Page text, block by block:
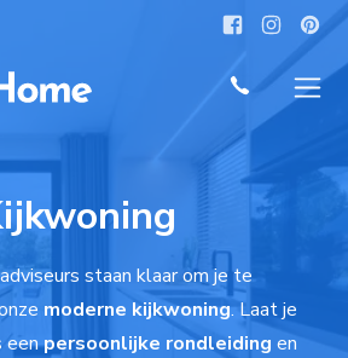
staan klaar om je te
moderne kijkwoning. Laat je
eenpersoonlijke rondleiding en